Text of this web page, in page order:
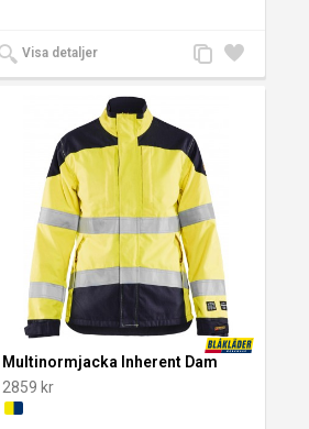
Visa detaljer
Lägg
till i
Lägg
till
Multinormjacka Inherent Dam
2859 kr